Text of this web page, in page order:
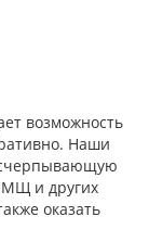
возможность
Наши
и других
оказать